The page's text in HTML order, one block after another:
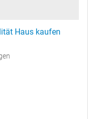
Haus kaufen